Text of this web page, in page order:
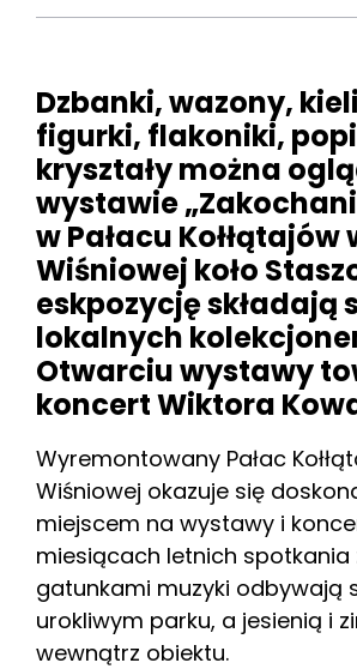
Dzbanki, wazony,
figurki, flakoniki,
kryształy można
wystawie
w Pałacu Kołłątajów
Wiśniowej koło
eskpozycję składają
lokalnych
Otwarciu wystawy
koncert Wiktora
Wyremontowany Pałac
Wiśniowej okazuje się
miejscem na wystawy i
miesiącach letnich spotkania
gatunkami muzyki odbywają
urokliwym parku, a jesienią i
wewnątrz obiektu.